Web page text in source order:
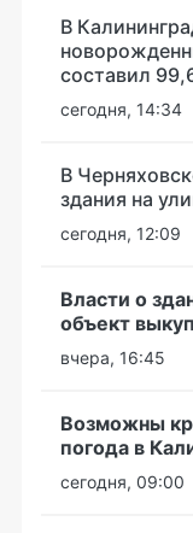
В
составил
сегодня, 14:34
В
здания на
сегодня, 12:09
Власти о
объект
вчера, 16:45
Возможны
погода в
сегодня, 09:00